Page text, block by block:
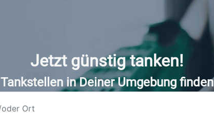
Jetzt günstig tanken!
Tankstellen in Deiner Umgebung finden